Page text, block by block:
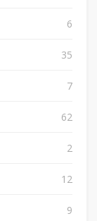
6
35
7
62
2
12
9